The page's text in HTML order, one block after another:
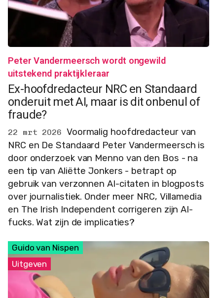
Peter Vandermeersch wordt ongewild
uitstekend praktijkleraar
Ex-hoofdredacteur NRC en Standaard
onderuit met AI, maar is dit onbenul of
fraude?
22 mrt 2026 Voormalig hoofdredacteur van
NRC en De Standaard Peter Vandermeersch is
door onderzoek van Menno van den Bos - na
een tip van Aliëtte Jonkers - betrapt op
gebruik van verzonnen AI-citaten in blogposts
over journalistiek. Onder meer NRC, Villamedia
en The Irish Independent corrigeren zijn AI-
fucks. Wat zijn de implicaties?
Guido van Nispen
Uitgeven